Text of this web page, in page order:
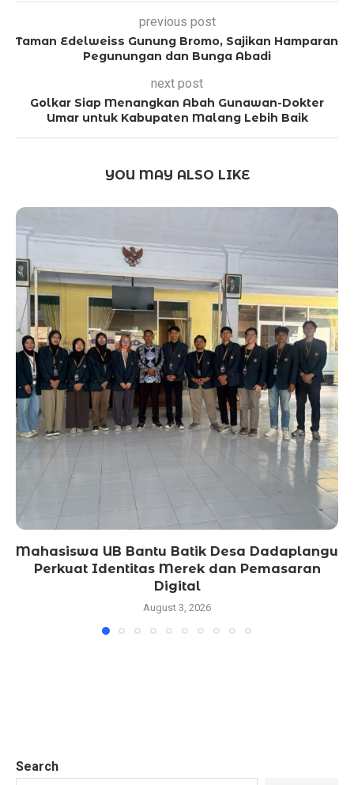
previous post
Taman Edelweiss Gunung Bromo, Sajikan Hamparan
Pegunungan dan Bunga Abadi
next post
Golkar Siap Menangkan Abah Gunawan-Dokter
Umar untuk Kabupaten Malang Lebih Baik
YOU MAY ALSO LIKE
Mahasiswa UB Bantu Batik Desa Dadaplangu
Perkuat Identitas Merek dan Pemasaran
Digital
August 3, 2026
Search